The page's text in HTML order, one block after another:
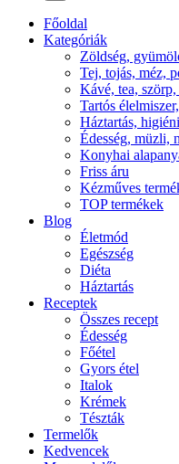
Főoldal
Kategóriák
Zöldség,
Tej, tojás, méz,
Kávé, tea,
Tartós
Háztartás,
Édesség, müzli,
Konyhai
Friss áru
Kézműves
TOP termékek
Blog
Életmód
Egészség
Diéta
Háztartás
Receptek
Összes recept
Édesség
Főétel
Gyors étel
Italok
Krémek
Tészták
Termelők
Kedvencek